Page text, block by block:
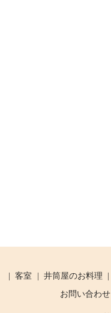
客室 井筒屋のお料理
お問い合わせ